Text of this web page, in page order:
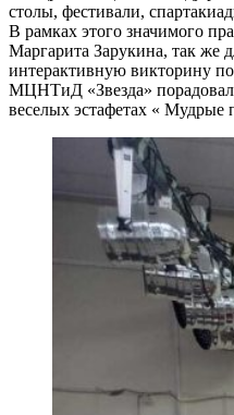
столы, фестивали,
В рамках этого значимого
Маргарита Зарукина, так же
интерактивную викторину
МЦНТиД «Звезда»
веселых эстафетах « Мудрые